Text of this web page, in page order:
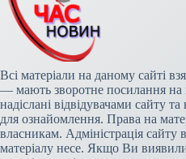
Всі матеріали на даному сайті
— мають зворотне посилання на
надіслані відвідувачами сайту
для ознайомлення. Права на
власникам. Адміністрація сайту
матеріалу несе. Якщо Ви